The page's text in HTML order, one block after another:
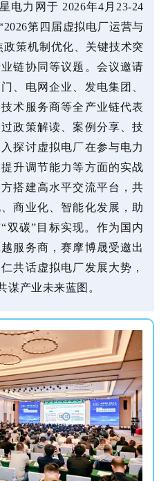
电力网于 2026年4月23-24
第四届虚拟电厂运营与
策机制优化、关键技术突
链协同等议题。会议邀请
、电网企业、发电集团、
术服务商等全产业链代表
政策解读、案例分享、技
探讨虚拟电厂在参与电力
升调节能力等方面的实战
搭建高水平交流平台，共
商业化、智能化发展，助
双碳”目标实现。作为国内
服务商，赛摩博晟受邀出
共话虚拟电厂发展大势，
谋产业未来蓝图。